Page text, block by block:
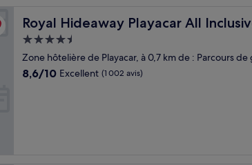
Royal Hideaway Playacar All
Royal Hideaway Playacar All Inclusive - Adults
Hébergement
4.5 étoiles
Zone hôtelière de Playacar, à 0,7 km de : Parcours
8.6
8,6/10 Excellent (1 002 avis)